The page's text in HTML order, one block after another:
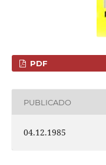
PDF
PUBLICADO
04.12.1985